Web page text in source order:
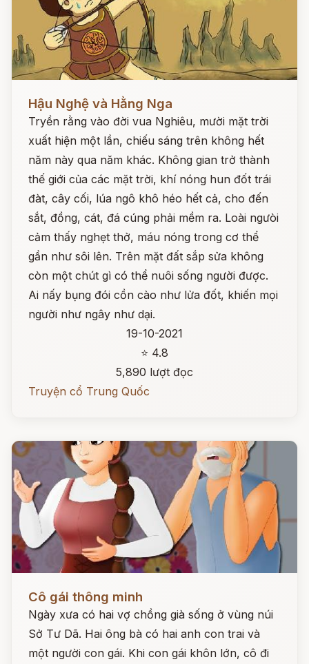
Hậu Nghệ và Hằng Nga
Tryền rằng vào đời vua Nghiêu, mười mặt trời
xuất hiện một lần, chiếu sáng trên không hết
năm này qua năm khác. Không gian trở thành
thế giới của các mặt trời, khí nóng hun đốt trái
đàt, cây cối, lúa ngô khô héo hết cả, cho đến
sắt, đồng, cát, đá cúng phải mềm ra. Loài ngưòi
cảm thấy nghẹt thở, máu nóng trong cơ thể
gần như sôi lên. Trên mặt đất sắp sửa không
còn một chút gì có thể nuôi sống người được.
Ai nấy bụng đói cồn cào như lửa đốt, khiến mọi
người như ngây như dại.
19-10-2021
⭐ 4.8
5,890 lượt đọc
Truyện cổ Trung Quốc
Cô gái thông minh
Ngày xưa có hai vợ chồng già sống ở vùng núi
Sở Tư Dã. Hai ông bà có hai anh con trai và
một người con gái. Khi con gái khôn lớn, cô đi